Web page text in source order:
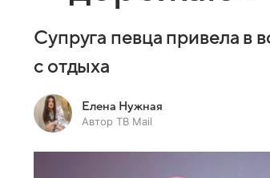
Супруга певца привела в
с отдыха
Елена Нужная
Автор ТВ Mail